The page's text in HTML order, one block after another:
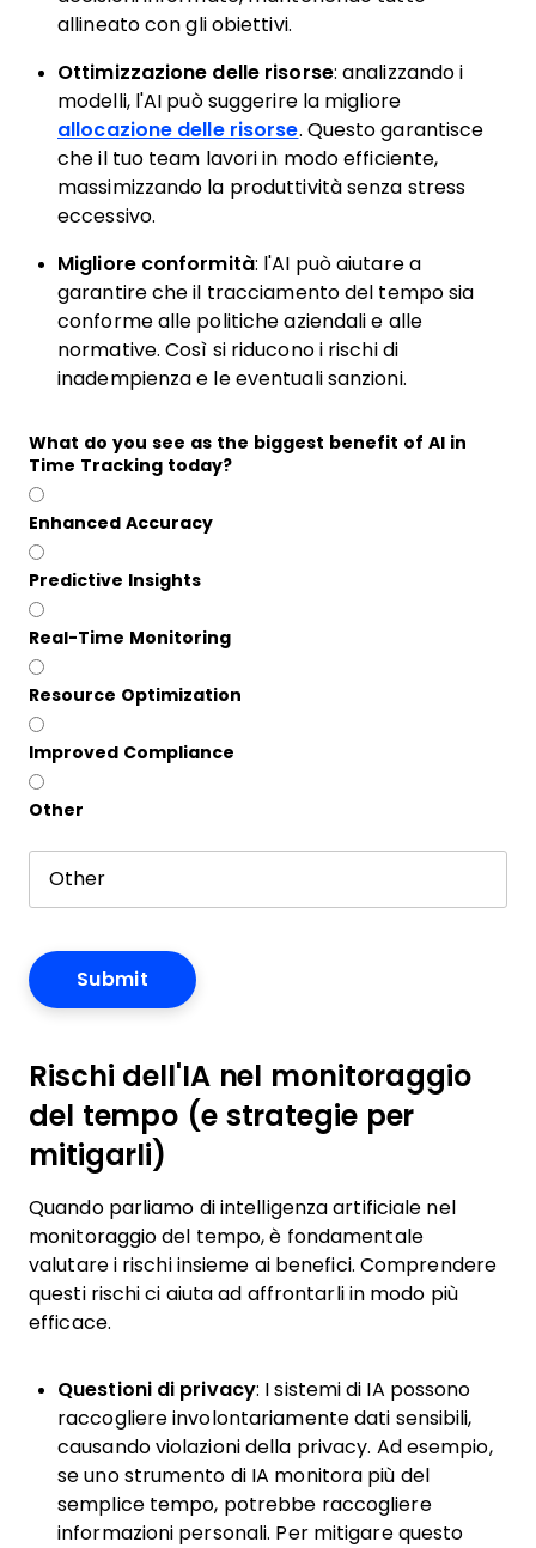
allineato con gli obiettivi.
Ottimizzazione delle risorse: analizzando i
modelli, l'AI può suggerire la migliore
allocazione delle risorse. Questo garantisce
che il tuo team lavori in modo efficiente,
massimizzando la produttività senza stress
eccessivo.
Migliore conformità: l'AI può aiutare a
garantire che il tracciamento del tempo sia
conforme alle politiche aziendali e alle
normative. Così si riducono i rischi di
inadempienza e le eventuali sanzioni.
What do you see as the biggest benefit of AI in
Time Tracking today?
Enhanced Accuracy
Predictive Insights
Real-Time Monitoring
Resource Optimization
Improved Compliance
Other
Rischi dell'IA nel monitoraggio
del tempo (e strategie per
mitigarli)
Quando parliamo di intelligenza artificiale nel
monitoraggio del tempo, è fondamentale
valutare i rischi insieme ai benefici. Comprendere
questi rischi ci aiuta ad affrontarli in modo più
efficace.
Questioni di privacy: I sistemi di IA possono
raccogliere involontariamente dati sensibili,
causando violazioni della privacy. Ad esempio,
se uno strumento di IA monitora più del
semplice tempo, potrebbe raccogliere
informazioni personali. Per mitigare questo